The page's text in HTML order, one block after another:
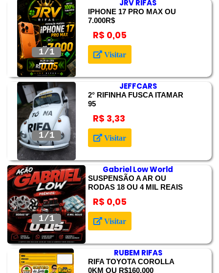
Anterior Próximo
JRV RIFAS
IPHONE 17 PRO MAX OU
7.000R$
R$ 0,05
Visitar
Anterior Próximo
JEFFCARS
2° RIFINHA FUSCA ITAMAR
95
R$ 3,33
Visitar
Anterior Próximo
Gabriel Low World
SUSPENSÃO A AR OU
RODAS 18 OU 4 MIL REAIS
R$ 0,05
Visitar
RUBEM RIFAS
RIFA TOYOTA COROLLA
0KM OU R$160.000